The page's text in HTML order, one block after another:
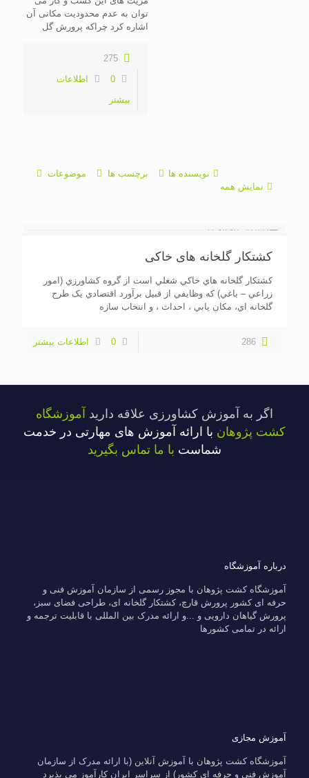
توان به عدم محدودیت مکانی آن
اشاره کرد چراکه پرورش گل
275
0
اطلاعات
بیشتر
موضوعات برچسب ها
نویسنده ها
نمایش همه
کشتکار گلخانه های خاکی
کشتکار گلخانه هاي خاکي شغلي است از گروه کشاورزي (امور
زراعي – باغي) که وظايفي از قبيل برآورد اقتصادي يک طرح
گلخانه اي، مکان يابي ، احداث ، و انتخاب سازه
286
0 اطلاعات بیشتر
اگر به آموزش کشاورزی علاقه دارید آموزشگاه
کشت پژوهان با ارائه آموزش های مهارتی در خدمت
شماست با ما تماس بگیرید
درباره آموزشگاه
آموزشگاه کشت پژوهان با مجوز رسمی از سازمان آموزش فنی و
حرفه ای کشور پرورش قارچ، کشتکار گلخانه ای، طراحی فضای سبز،
پرورش گیاهان دارویی و ...و ارائه مدرک بین المللی با قابلیت ترجمه و
ارائه در تمامی کشورها
آموزش مجازی
آموزشگاه کشت پژوهان با آموزش آنلاین (با ارائه مدرک از سازمان
آموزش فنی و حرفه ای کشور) از سراسر ایران کارآموز می پذیرد